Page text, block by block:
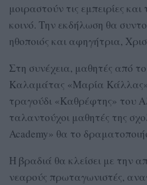
μοιραστούν τις εμπειρίες και
κοινό. Την εκδήλωση θα
ηθοποιός και αφηγήτρια,
Στη συνέχεια, μαθητές από
Καλαμάτας «Μαρία
τραγούδι «Καθρέφτης» του
ταλαντούχοι μαθητές της
Academy» θα το
Η βραδιά θα κλείσει με την
νεαρούς πρωταγωνιστές,